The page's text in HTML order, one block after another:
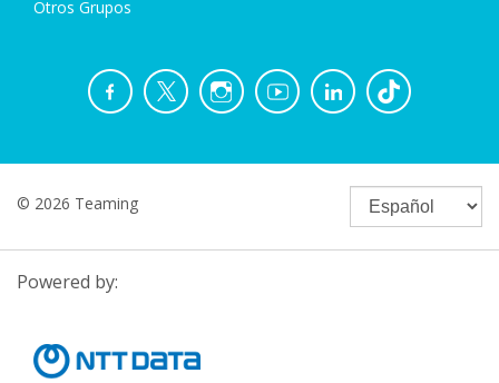
Otros Grupos
© 2026 Teaming
Powered by: